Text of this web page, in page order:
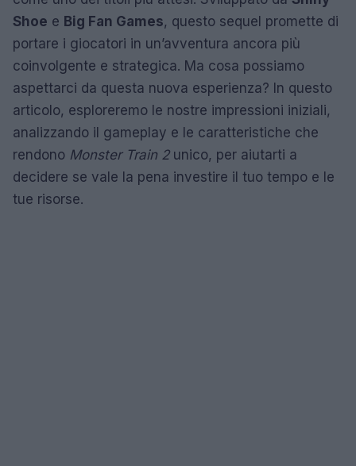
Shoe e Big Fan Games, questo sequel promette di
portare i giocatori in un’avventura ancora più
coinvolgente e strategica. Ma cosa possiamo
aspettarci da questa nuova esperienza? In questo
articolo, esploreremo le nostre impressioni iniziali,
analizzando il gameplay e le caratteristiche che
rendono Monster Train 2unico, per aiutarti a
decidere se vale la pena investire il tuo tempo e le
tue risorse.